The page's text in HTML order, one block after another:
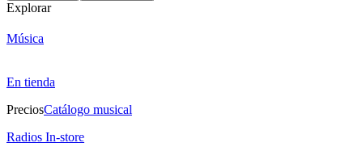
Explorar
Música
En tienda
PreciosCatálogo musical
Radios In-store